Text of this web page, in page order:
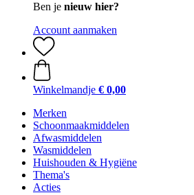
Ben je nieuw hier?
Account aanmaken
Winkelmandje € 0,00
Merken
Schoonmaakmiddelen
Afwasmiddelen
Wasmiddelen
Huishouden & Hygiëne
Thema's
Acties